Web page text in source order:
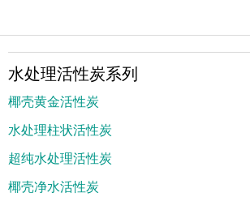
水处理活性炭系列
椰壳黄金活性炭
水处理柱状活性炭
超纯水处理活性炭
椰壳净水活性炭